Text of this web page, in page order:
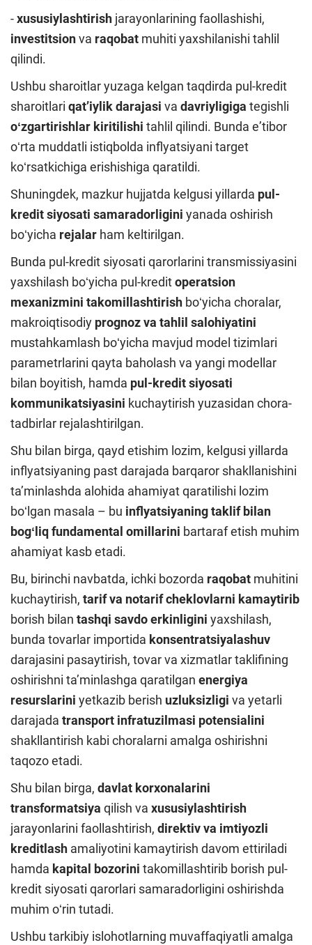
-xususiylashtirish jarayonlarining faollashishi,
investitsionva raqobat muhiti yaxshilanishi tahlil
qilindi.
Ushbu sharoitlar yuzaga kelgan taqdirda pul-kredit
sharoitlari qatʼiylik darajasi va davriyligiga tegishli
oʻzgartirishlar kiritilishi tahlil qilindi. Bunda eʼtibor
oʻrta muddatli istiqbolda inflyatsiyani target
koʻrsatkichiga erishishiga qaratildi.
Shuningdek, mazkur hujjatda kelgusi yillarda pul-
kredit siyosati samaradorligini yanada oshirish
boʻyicha rejalar ham keltirilgan.
Bunda pul-kredit siyosati qarorlarini transmissiyasini
yaxshilash boʻyicha pul-kreditoperatsion
mexanizmini takomillashtirish boʻyicha choralar,
makroiqtisodiy prognoz va tahlil salohiyatini
mustahkamlash boʻyicha mavjud model tizimlari
parametrlarini qayta baholash va yangi modellar
bilan boyitish, hamda pul-kredit siyosati
kommunikatsiyasini kuchaytirish yuzasidan chora-
tadbirlar rejalashtirilgan.
Shu bilan birga, qayd etishim lozim, kelgusi yillarda
inflyatsiyaning past darajada barqaror shakllanishini
taʼminlashda alohida ahamiyat qaratilishi lozim
boʻlgan masala – bu inflyatsiyaningtaklif bilan
bogʻliq fundamental omillarini bartaraf etish muhim
ahamiyat kasb etadi.
Bu, birinchi navbatda, ichki bozorda raqobat muhitini
kuchaytirish, tarif va notarif cheklovlarni kamaytirib
borish bilan tashqi savdo erkinligini yaxshilash,
bunda tovarlar importida konsentratsiyalashuv
darajasini pasaytirish, tovar va xizmatlar taklifining
oshirishni taʼminlashga qaratilgan energiya
resurslarini yetkazib berish uzluksizligi va yetarli
darajada transport infratuzilmasi potensialini
shakllantirish kabi choralarni amalga oshirishni
taqozo etadi.
Shu bilan birga, davlat korxonalarini
transformatsiya qilish va xususiylashtirish
jarayonlarini faollashtirish, direktiv va imtiyozli
kreditlash amaliyotini kamaytirish davom ettiriladi
hamda kapital bozorini takomillashtirib borish pul-
kredit siyosati qarorlari samaradorligini oshirishda
muhim oʻrin tutadi.
Ushbu tarkibiy islohotlarning muvaffaqiyatli amalga